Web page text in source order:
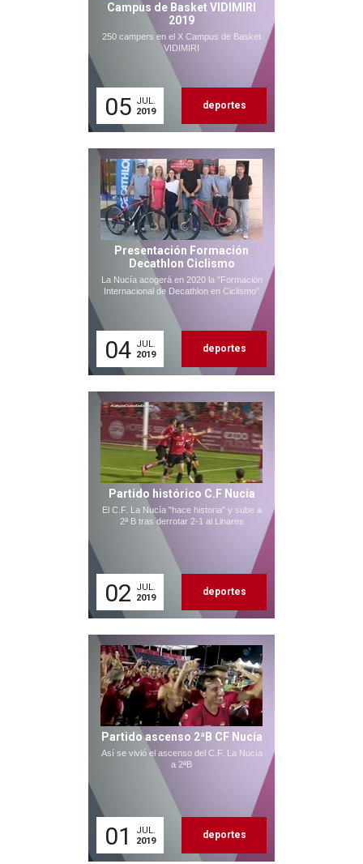
Campus de Basket VIDIMIRI
2019
250 campers en el X Campus de Basket
VIDIMIRI
05 JUL.
2019
deportes
Presentación Formación
Decathlon Ciclismo
La Nucía acogerá en 2020 la "Formación
Internacional de Decathlon en Ciclismo"
04 JUL.
2019
deportes
Partido histórico C.F Nucía
El C.F. La Nucía "hace historia" y sube a
2ª B tras derrotar 2-1 al Linares
02
JUL.
2019
deportes
Partido ascenso 2ªB CF Nucía
Así se vivió el ascenso del C.F. La Nucía
a 2ªB
01
JUL.
2019
deportes